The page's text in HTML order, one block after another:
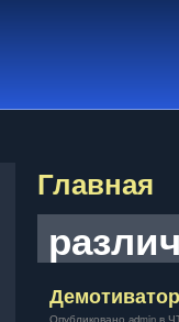
Главная
Опубликовано admin в